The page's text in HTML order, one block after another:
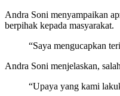
Andra Soni menyampaikan
berpihak kepada masyarakat.
“Saya mengucapkan
Andra Soni menjelaskan,
“Upaya yang kami